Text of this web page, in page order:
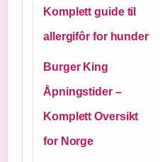
Komplett guide til
allergifôr for hunder
Burger King
Åpningstider –
Komplett Oversikt
for Norge